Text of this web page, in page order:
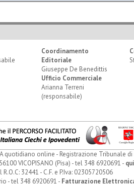
Coordinamento
Editoriale
Giuseppe De Benedittis
Ufficio Commerciale
Arianna Terreni
(responsabile)
quotidiano online - Registrazione Tribunale
VICOPISANO (Pisa) - tel 348 6920691 -
32441 - C.F. e P.Iva: 02305720506
- tel 348 6920691 - Fatturazione Elettronica